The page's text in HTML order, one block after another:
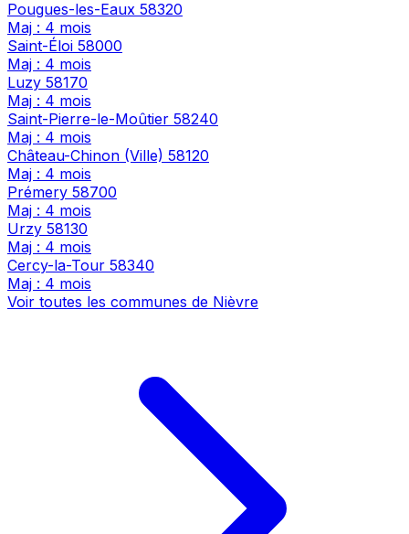
Pougues-les-Eaux 58320
Maj : 4 mois
Saint-Éloi 58000
Maj : 4 mois
Luzy 58170
Maj : 4 mois
Saint-Pierre-le-Moûtier 58240
Maj : 4 mois
Château-Chinon (Ville) 58120
Maj : 4 mois
Prémery 58700
Maj : 4 mois
Urzy 58130
Maj : 4 mois
Cercy-la-Tour 58340
Maj : 4 mois
Voir toutes les communes de Nièvre